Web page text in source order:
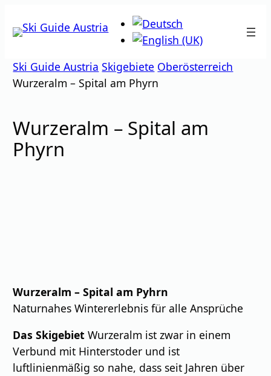
Inhalt
Ski Guide Austria Skigebiete Oberösterreich
Wurzeralm – Spital am Phyrn
Wurzeralm – Spital am
Phyrn
Wurzeralm – Spital am Pyhrn
Naturnahes Wintererlebnis für alle Ansprüche
Das SkigebietWurzeralm ist zwar in einem
Verbund mit Hinterstoder und ist
luftlinienmäßig so nahe, dass seit Jahren über